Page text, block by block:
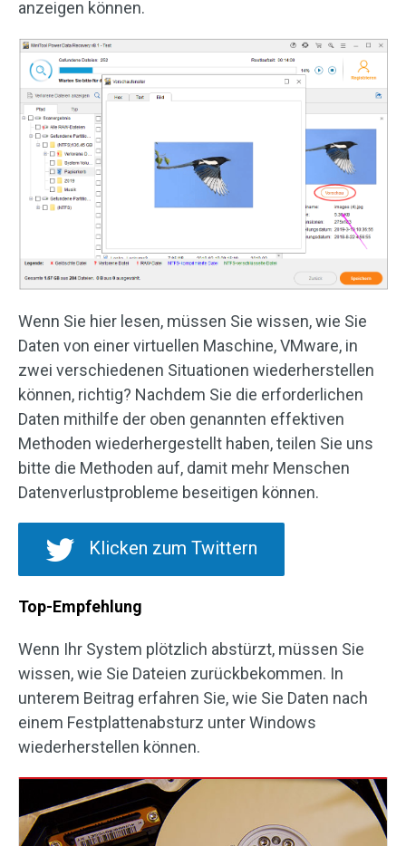
anzeigen können.
Wenn Sie hier lesen, müssen Sie wissen, wie Sie
Daten von einer virtuellen Maschine, VMware, in
zwei verschiedenen Situationen wiederherstellen
können, richtig? Nachdem Sie die erforderlichen
Daten mithilfe der oben genannten effektiven
Methoden wiederhergestellt haben, teilen Sie uns
bitte die Methoden auf, damit mehr Menschen
Datenverlustprobleme beseitigen können.
Klicken zum Twittern
Top-Empfehlung
Wenn Ihr System plötzlich abstürzt, müssen Sie
wissen, wie Sie Dateien zurückbekommen. In
unterem Beitrag erfahren Sie, wie Sie Daten nach
einem Festplattenabsturz unter Windows
wiederherstellen können.